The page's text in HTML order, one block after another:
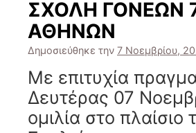
ΣΧΟΛΗ ΓΟΝΕΩΝ
ΑΘΗΝΩΝ
Δημοσιεύθηκε την 7 Νοεμβρίου,
Με επιτυχία
Δευτέρας 07
ομιλία στο